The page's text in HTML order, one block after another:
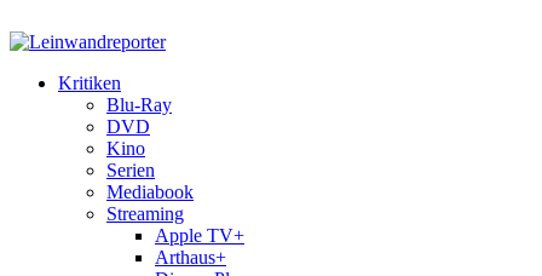
Kritiken
Blu-Ray
DVD
Kino
Serien
Mediabook
Streaming
Apple TV+
Arthaus+